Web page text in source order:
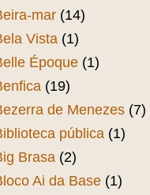
mar (14)
Vista (1)
Époque (1)
(19)
de Menezes (7)
pública (1)
Brasa (2)
Ai da Base (1)